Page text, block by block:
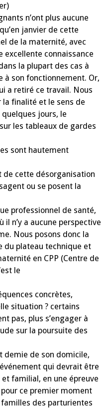
n’ont plus aucune
janvier de cette
de la maternité, avec
excellente connaissance
la plupart des cas à
à son fonctionnement. Or,
a retiré ce travail. Nous
la finalité et le sens de
jours, le
les tableaux de gardes
sont hautement
de cette désorganisation
ou se posent la
professionnel de santé,
n’y a aucune perspective
Nous posons donc la
du plateau technique et
en CPP (Centre de
le
concrètes,
situation ? certains
pas, plus s’engager à
sur la poursuite des
demie de son domicile,
qui devrait être
familial, en une épreuve
ce premier moment
des parturientes